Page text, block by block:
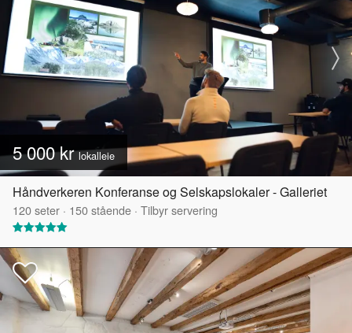
5 000 krlokalleie
Håndverkeren Konferanse og Selskapslokaler - Galleriet
120seter · 150stående · Tilbyr servering